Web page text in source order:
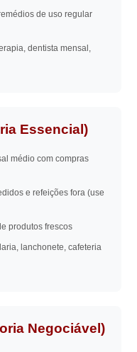
de uso regular
dentista mensal,
Essencial)
médio com compras
e refeições fora (use
produtos frescos
lanchonete, cafeteria
Negociável)